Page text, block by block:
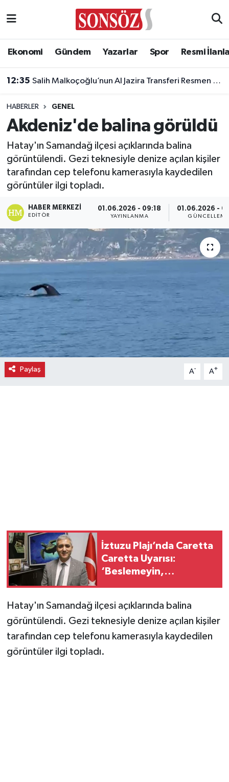
Ekonomi Gündem Yazarlar Spor Resmi
12:35 Salih Malkoçoğlu’nun Al Jazira Transferi Resmen Açıklandı!
HABERLER GENEL
Akdeniz'de balina görüldü
Hatay'ın Samandağ ilçesi açıklarında balina
görüntülendi. Gezi teknesiyle denize açılan kişiler
tarafından cep telefonu kamerasıyla kaydedilen
görüntüler ilgi topladı.
HABER MERKEZI
EDITÖR
01.06.2026 - 09:18
YAYINLANMA
01.06.2026 -
GÜNCELLEME
Paylaş A- A+
İztuzu Plajı’nda Caretta
Caretta Uyarısı:
‘Beslemeyin,
Hatay'ın Samandağ ilçesi açıklarında balina
görüntülendi. Gezi teknesiyle denize açılan kişiler
tarafından cep telefonu kamerasıyla kaydedilen
görüntüler ilgi topladı.
Asayiş
Biyografi
Çevre
Diğer
Ekonomi
Emlak
Gündem
Gurme
Haber
Sağlık
Seri İlan
Siyaset
Sokak Hayvanlarını Sahiplendirme
Sonsöz Özel
Ankara Nöbetçi Eczaneler
Ankara Trafik Yoğunluk Haritası
Süper Lig Puan Durumu ve Fikstür
Tüm Manşetler